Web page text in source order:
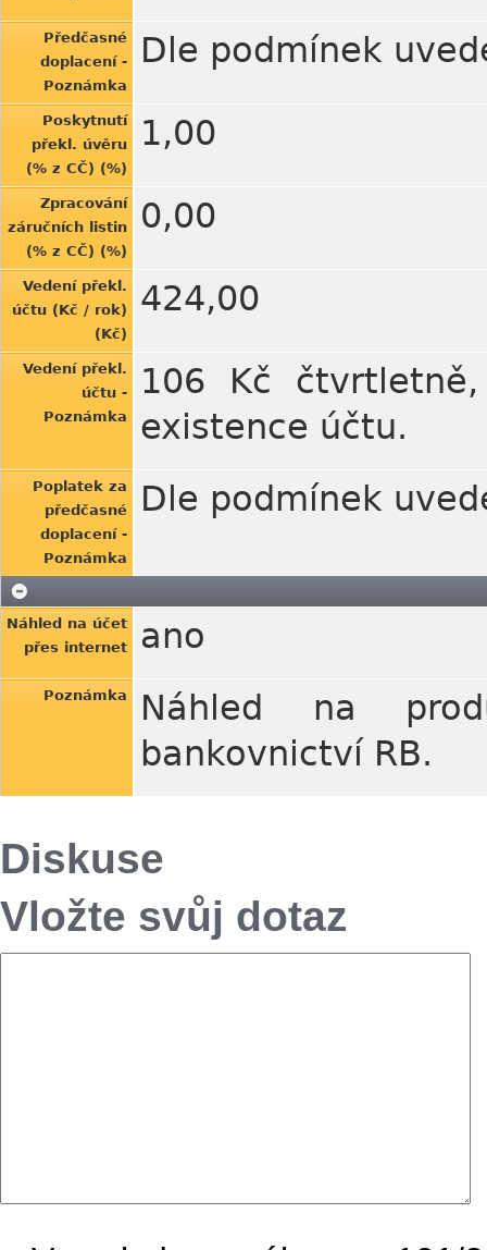
Předčasné
doplacení -
Poznámka
Dle podmínek
Poskytnutí
překl. úvěru
(% z CČ) (%)
1,00
Zpracování
záručních listin
(% z CČ) (%)
0,00
Vedení překl.
účtu (Kč / rok)
(Kč)
424,00
Vedení překl.
účtu -
Poznámka
106 Kč
existence účtu.
Poplatek za
předčasné
doplacení -
Poznámka
Dle podmínek
Náhled na účet
přes internet
ano
Poznámka
Náhled na
bankovnictví RB.
Diskuse
Vložte svůj dotaz